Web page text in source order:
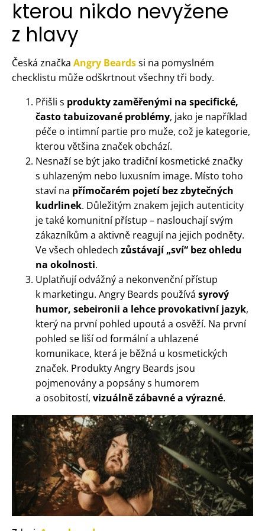
kterou nikdo nevyžene
z hlavy
Česká značka Angry Beardssi na pomyslném
checklistu může odškrtnout všechny tři body.
Přišli s produkty zaměřenými na specifické,
často tabuizované problémy, jako je například
péče o intimní partie pro muže, což je kategorie,
kterou většina značek obchází.
Nesnaží se být jako tradiční kosmetické značky
s uhlazeným nebo luxusním image. Místo toho
staví na přímočarém pojetí bez zbytečných
kudrlinek. Důležitým znakem jejich autenticity
je také komunitní přístup – naslouchají svým
zákazníkům a aktivně reagují na jejich podněty.
Ve všech ohledech zůstávají „sví“ bez ohledu
na okolnosti.
Uplatňují odvážný a nekonvenční přístup
k marketingu. Angry Beards používá syrový
humor, sebeironii a lehce provokativní jazyk,
který na první pohled upoutá a osvěží. Na první
pohled se liší od formální a uhlazené
komunikace, která je běžná u kosmetických
značek. Produkty Angry Beards jsou
pojmenovány a popsány s humorem
a osobitostí, vizuálně zábavné a výrazné.